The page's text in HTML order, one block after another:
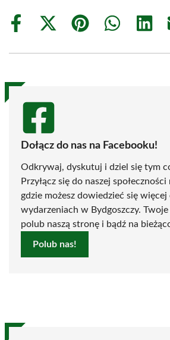
Share
Share
(Twitter)
Share
Share
Share
Dołącz do nas na Facebooku!
Odkrywaj, dyskutuj i dziel się tym
Przyłącz się do naszej
gdzie możesz dowiedzieć się
wydarzeniach w Bydgoszczy.
polub naszą stronę i bądź na
Polub nas!